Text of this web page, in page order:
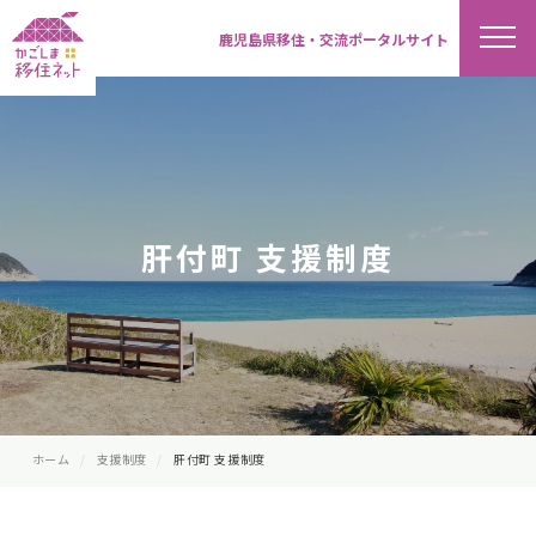
鹿児島県移住・交流ポータルサイト
肝付町 支援制度
ホーム 支援制度 肝付町 支援制度